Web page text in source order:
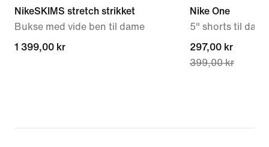
NikeSKIMS stretch strikket
Bukse med vide ben til dame
1 399,00 kr
1 399,00 kr
Nike One
5" shorts til dame
current
price
399,00 kr
297,00 kr
399,00 kr